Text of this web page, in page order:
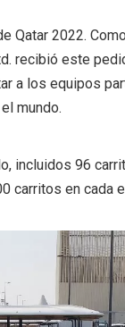
Qatar 2022.
recibió este
a los equipos
mundo.
incluidos 96
carritos en cada